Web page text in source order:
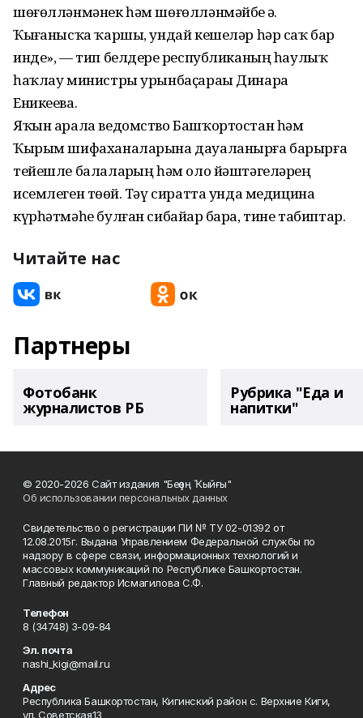
шөғөлләнмәнек һәм шөғөлләнмәйбеҙ ҙә.
Ҡыҙғанысҡа ҡаршы, ундай кешеләр һәр саҡ бар
инде», — тип белдерҙе республиканың һаулыҡ
һаҡлау министры урынбаҫараы Динара
Еникеева.
Яҡын арала ведомство Башҡортостан һәм
Ҡырым шифаханаларына дауаланырға барырға
тейешле балаларҙың һәм оло йәштәгеләрҙең
исемлеген төҙөй. Тәү сиратта унда медицина
күрһәтмәһе булған сибайҙар бара, тине табиптар.
Читайте нас
Партнеры
Фотобанк
журналистов РБ
Рубрика "Еда и
напитки"
© 2020-2026 Сайт издания "Беҙҙең Ҡыйғы"
Об использовании персональных данных
Свидетельство о регистрации ПИ № ТУ 02-01392 от
12.08.2015г. Выдана Управлением Федеральной службы по
надзору в сфере связи, информационных технологий и
массовых коммуникаций по Республике Башкортостан.
Главный редактор Исмагилова С.Ф.
Телефон
8 (34748) 3-09-84
Эл. почта
nashi_kigi@mail.ru
Адрес
Республика Башкортостан, Кигинский район с. Верхние Киги,
ул. Советская13